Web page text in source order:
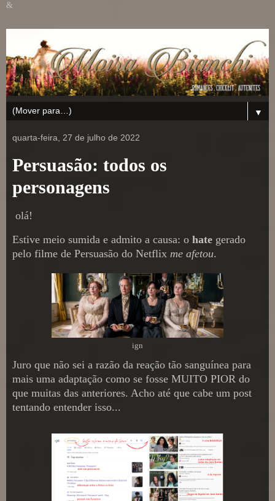
&
▼
quarta-feira, 27 de julho de 2022
Persuasão: todos os
personagens
olá!
Estive meio sumida e admito a causa: o hate gerado
pelo filme de Persuasão do Netflix me afetou.
ign
Juro que não sei a razão da reação tão sanguínea para
mais uma adaptação como se fosse MUITO PIOR do
que muitas das anteriores. Acho até que cabe um post
tentando entender isso...